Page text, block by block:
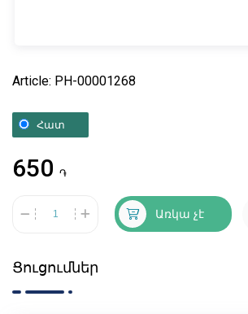
Article: PH-00001268
Հատ
650 ֏
Առկա չէ
Ցուցումներ